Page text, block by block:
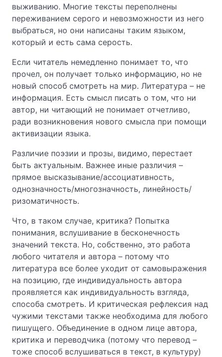
выживанию. Многие тексты переполнены
переживанием серого и невозможности из него
выбраться, но они написаны таким языком,
который и есть сама серость.
Если читатель немедленно понимает то, что
прочел, он получает только информацию, но не
новый способ смотреть на мир. Литература – не
информация. Есть смысл писать о том, что ни
автор, ни читающий не понимает отчетливо,
ради возникновения нового смысла при помощи
активизации языка.
Различие поэзии и прозы, видимо, перестает
быть актуальным. Важнее иные различия –
прямое высказывание/ассоциативность,
однозначность/многозначность, линейность/
ризоматичность.
Что, в таком случае, критика? Попытка
понимания, вслушивание в бесконечность
значений текста. Но, собственно, это работа
любого читателя и автора – потому что
литература все более уходит от самовыражения
на позицию, где индивидуальность автора
проявляется как индивидуальность взгляда,
способа смотреть. И критическая рефлексия над
чужими текстами также необходима для любого
пишущего. Объединение в одном лице автора,
критика и переводчика (потому что перевод –
тоже способ вслушиваться в текст, в культуру)